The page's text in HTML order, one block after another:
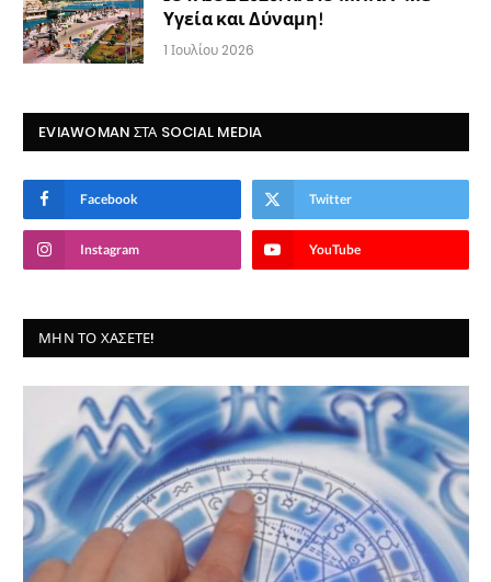
Υγεία και Δύναμη!
1 Ιουλίου 2026
EVIAWOMAN ΣΤΑ SOCIAL MEDIA
Facebook Twitter
Instagram YouTube
ΜΗΝ ΤΟ ΧΆΣΕΤΕ!